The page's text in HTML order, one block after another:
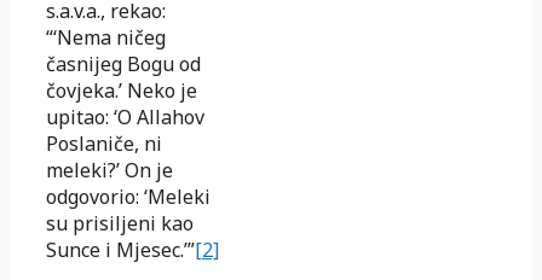
s.a.v.a., rekao:
“‘Nema ničeg
časnijeg Bogu od
čovjeka.’ Neko je
upitao: ‘O Allahov
Poslaniče, ni
meleki?’ On je
odgovorio: ‘Meleki
su prisiljeni kao
Sunce i Mjesec.’”[2]